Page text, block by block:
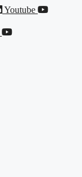
Youtube